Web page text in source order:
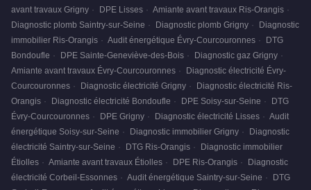
avant travaux Grigny · DPE Lisses · Amiante avant travaux Ris-Orangis ·
Diagnostic plomb Saintry-sur-Seine · Diagnostic plomb Grigny ·
Diagnostic
immobilier Ris-Orangis · Audit énergétique Évry-Courcouronnes ·
DTG
Bondoufle · DPE Sainte-Geneviève-des-Bois · Diagnostic gaz Grigny ·
Amiante avant travaux Évry-Courcouronnes ·
Diagnostic électricité Évry-
Courcouronnes · Diagnostic électricité Grigny ·
Diagnostic électricité Ris-
Orangis · Diagnostic électricité Bondoufle · DPE Soisy-sur-Seine ·
DTG
Évry-Courcouronnes · DPE Grigny · Diagnostic électricité Lisses · Audit
énergétique Soisy-sur-Seine · Diagnostic immobilier Grigny ·
Diagnostic
électricité Saintry-sur-Seine · DTG Ris-Orangis ·
Diagnostic immobilier
Étiolles · Amiante avant travaux Étiolles · DPE Ris-Orangis ·
Diagnostic
électricité Corbeil-Essonnes · Audit énergétique Saintry-sur-Seine ·
DTG